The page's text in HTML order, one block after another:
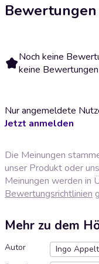
Noch keine
keine
Nur angemeldete
Jetzt anmelden
Die Meinungen
unser Produkt oder
Meinungen werden in
Bewertungsrichtlinien
Mehr zu dem
Autor
Ingo Appelt